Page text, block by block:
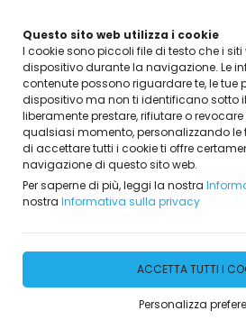
Questo sito web utilizza i cookie
I cookie sono piccoli file di testo che i
dispositivo durante la navigazione. Le
contenute possono riguardare te, le tue
dispositivo ma non ti identificano sotto
liberamente prestare, rifiutare o
qualsiasi momento, personalizzando le
di accettare tutti i cookie ti offre
navigazione di questo sito web.
Per saperne di più, leggi la nostra
nostra Informativa sulla privacy
ACCETTA TUTTI I
Personalizza
Home Dicono di Noi
Dicono di
Lascia il tuo